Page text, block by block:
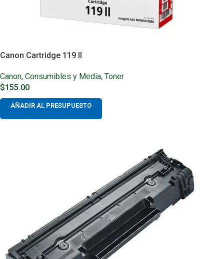
Canon Cartridge 119 II
Canon, Consumibles y Media, Toner
$155.00
AÑADIR AL PRESUPUESTO